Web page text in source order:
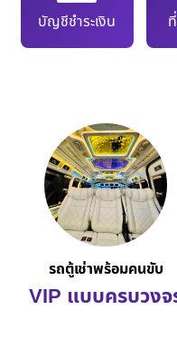
บัญชีชำระเงิน
รถตู้เช่าพร้อมคนขับ
VIP แบบครบวงจ